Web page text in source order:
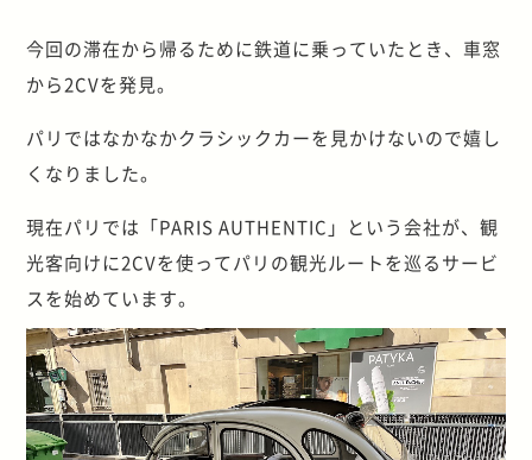
今回の滞在から帰るために鉄道に乗っていたとき、車窓
から2CVを発見。
パリではなかなかクラシックカーを見かけないので嬉し
くなりました。
現在パリでは「PARIS AUTHENTIC」という会社が、観
光客向けに2CVを使ってパリの観光ルートを巡るサービ
スを始めています。